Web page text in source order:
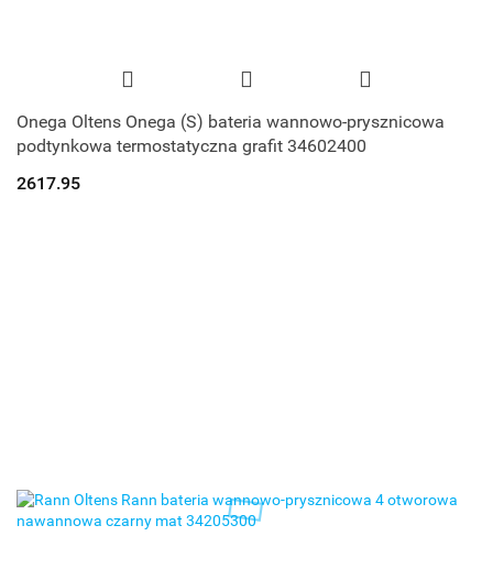
Onega Oltens Onega (S) bateria wannowo-prysznicowa
podtynkowa termostatyczna grafit 34602400
2617.95